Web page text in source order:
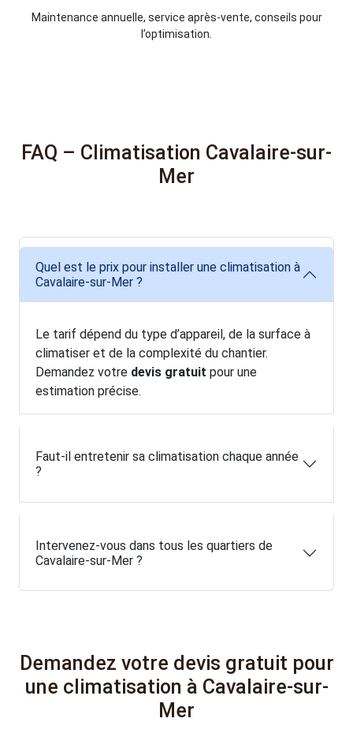
Maintenance annuelle, service après-vente, conseils pour
l’optimisation.
FAQ – Climatisation Cavalaire-sur-
Mer
Quel est le prix pour installer une climatisation à
Cavalaire-sur-Mer ?
Le tarif dépend du type d’appareil, de la surface à
climatiser et de la complexité du chantier.
Demandez votre devis gratuit pour une
estimation précise.
Faut-il entretenir sa climatisation chaque année
?
Intervenez-vous dans tous les quartiers de
Cavalaire-sur-Mer ?
Demandez votre devis gratuit pour
une climatisation à Cavalaire-sur-
Mer